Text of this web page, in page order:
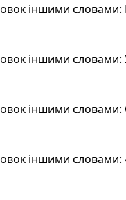
іншими словами:
іншими словами:
іншими словами:
іншими словами: